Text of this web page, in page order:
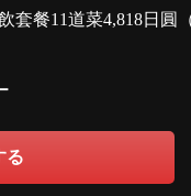
套餐11道菜4,818日圓
る